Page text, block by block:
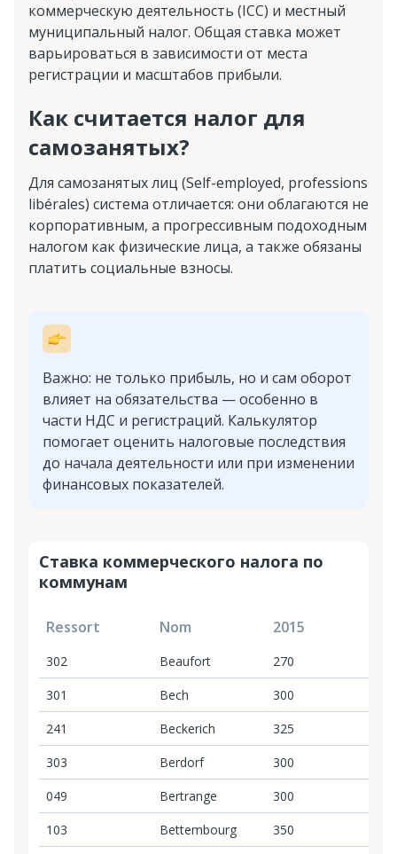
коммерческую деятельность (ICC) и местный
муниципальный налог. Общая ставка может
варьироваться в зависимости от места
регистрации и масштабов прибыли.
Как считается налог для
самозанятых?
Для самозанятых лиц (Self-employed, professions
libérales) система отличается: они облагаются не
корпоративным, а прогрессивным подоходным
налогом как физические лица, а также обязаны
платить социальные взносы.
Важно: не только прибыль, но и сам оборот
влияет на обязательства — особенно в
части НДС и регистраций. Калькулятор
помогает оценить налоговые последствия
до начала деятельности или при изменении
финансовых показателей.
Ставка коммерческого налога по
коммунам
Ressort Nom 2015
302 Beaufort 270
301
Bech 300
241
Beckerich 325
303
Berdorf 300
049
Bertrange 300
103
Bettembourg 350